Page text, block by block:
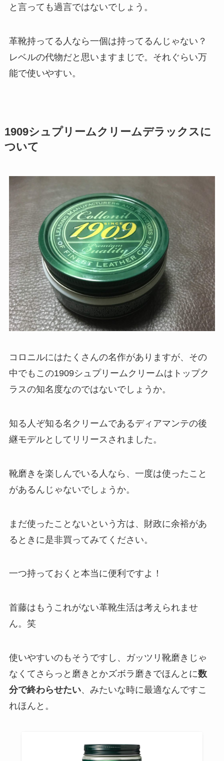
と言っても過言ではないでしょう。
革靴持ってる人なら一個は持ってるんじゃない？
レベルの代物だと思いますまじで。それぐらい万
能で使いやすい。
1909シュプリームクリームデラックスに
ついて
コロニルにはたくさんの名作がありますが、その
中でもこの1909シュプリームクリームはトップク
ラスの知名度なのではないでしょうか。
知る人ぞ知る名クリームであるディアマンテの後
継モデルとしてリリースされました。
靴磨きを楽しんでいる人なら、一度は使ったこと
があるんじゃないでしょうか。
まだ使ったことないという方は、財政に余裕があ
るときに是非買ってみてください。
一つ持っておくと本当に便利ですよ！
首藤はもうこれがない革靴生活は考えられませ
ん。笑
使いやすいのもそうですし、ガッツリ靴磨きじゃ
なくてさらっと磨きとかズボラ磨きでほんとに数
分で終わらせたい、みたいな時に最適なんですこ
れほんと。